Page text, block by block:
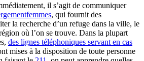
il s’agit de communiquer
, qui fournit des
la recherche d’un refuge dans la ville, le
où l’on se trouve. Dans la plupart
des lignes téléphoniques servant en cas
mises à la disposition de toute personne